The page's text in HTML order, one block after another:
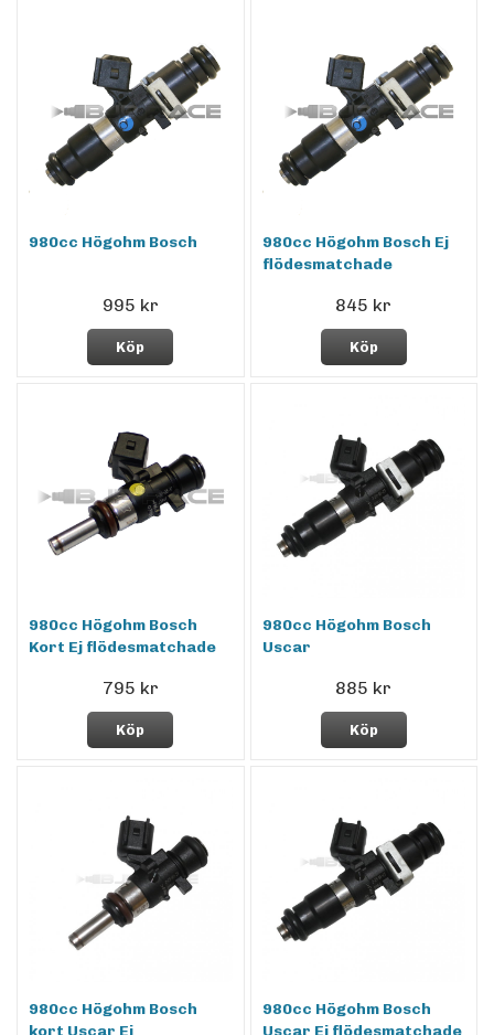
980cc Högohm Bosch
995 kr
Köp
980cc Högohm Bosch Ej
flödesmatchade
845 kr
Köp
980cc Högohm Bosch
Kort Ej flödesmatchade
795 kr
Köp
980cc Högohm Bosch
Uscar
885 kr
Köp
980cc Högohm Bosch
kort Uscar Ej
980cc Högohm Bosch
Uscar Ej flödesmatchade